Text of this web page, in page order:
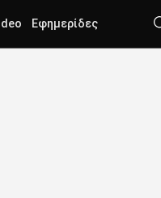
Εφημερίδες